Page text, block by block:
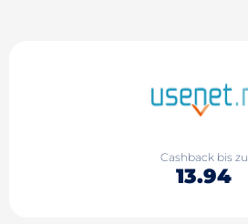
Cashback bis zu
13.94